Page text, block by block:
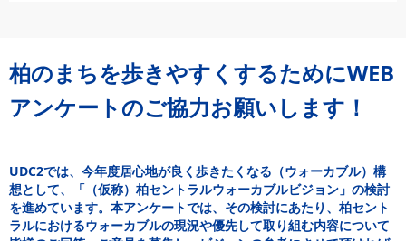
柏のまちを歩きやすくするためにWEB
アンケートのご協力お願いします！
UDC2では、今年度居心地が良く歩きたくなる（ウォーカブル）構
想として、「（仮称）柏セントラルウォーカブルビジョン」の検討
を進めています。本アンケートでは、その検討にあたり、柏セント
ラルにおけるウォーカブルの現況や優先して取り組む内容について